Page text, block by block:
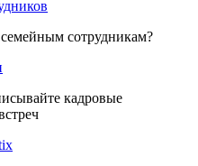
сотрудникам?
кадровые